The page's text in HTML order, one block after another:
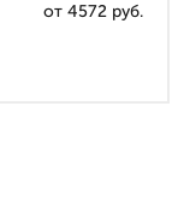
от 4572 руб.